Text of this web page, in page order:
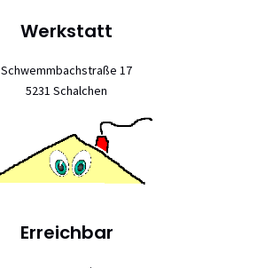
Werkstatt
Schwemmbachstraße 17
5231 Schalchen
Erreichbar